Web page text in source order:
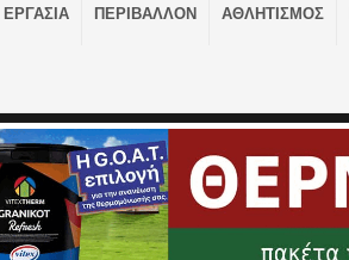
ΕΡΓΑΣΙΑ ΠΕΡΙΒΑΛΛΟΝ ΑΘΛΗΤΙΣΜΟΣ